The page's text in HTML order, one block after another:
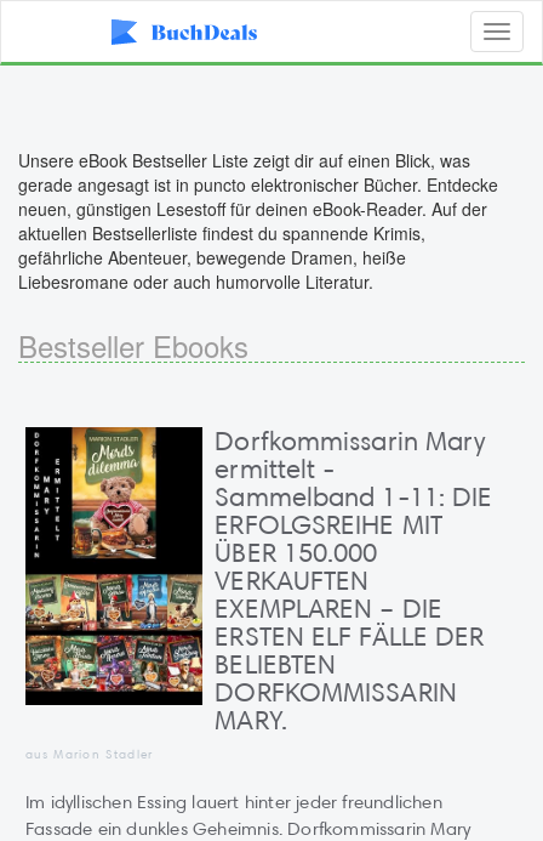
Unsere eBook Bestseller Liste zeigt dir auf einen Blick, was
gerade angesagt ist in puncto elektronischer Bücher. Entdecke
neuen, günstigen Lesestoff für deinen eBook-Reader. Auf der
aktuellen Bestsellerliste findest du spannende Krimis,
gefährliche Abenteuer, bewegende Dramen, heiße
Liebesromane oder auch humorvolle Literatur.
Bestseller Ebooks
Dorfkommissarin Mary
ermittelt -
Sammelband 1-11: DIE
ERFOLGSREIHE MIT
ÜBER 150.000
VERKAUFTEN
EXEMPLAREN – DIE
ERSTEN ELF FÄLLE DER
BELIEBTEN
DORFKOMMISSARIN
MARY.
aus Marion Stadler
Im idyllischen Essing lauert hinter jeder freundlichen
Fassade ein dunkles Geheimnis. Dorfkommissarin Mary